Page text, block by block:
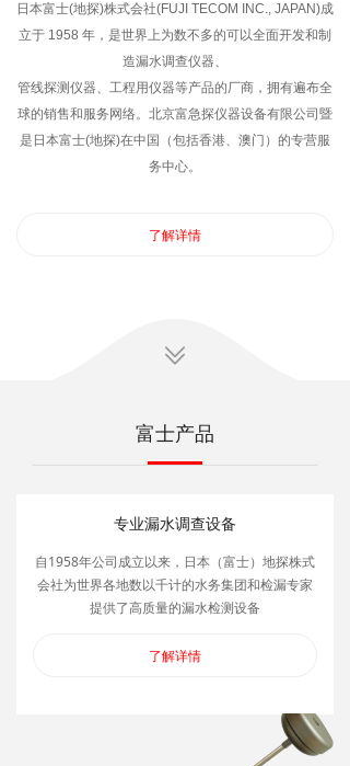
日本富士(地探)株式会社(FUJI TECOM INC., JAPAN)成
立于 1958 年，是世界上为数不多的可以全面开发和制
造漏水调查仪器、
管线探测仪器、工程用仪器等产品的厂商，拥有遍布全
球的销售和服务网络。北京富急探仪器设备有限公司暨
是日本富士(地探)在中国（包括香港、澳门）的专营服
务中心。
了解详情
ꅂ
富士产品
了解详情
专业漏水调查设备
自1958年公司成立以来，日本（富士）地探株式
会社为世界各地数以千计的水务集团和检漏专家
提供了高质量的漏水检测设备